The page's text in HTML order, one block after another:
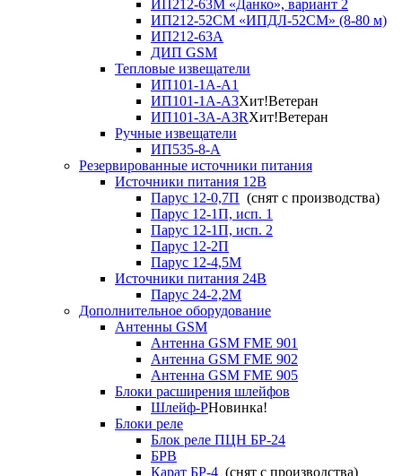
ИП212-63М «Данко», вариант 2
ИП212-52СМ «ИПДЛ-52СМ» (8-80 м)
ИП212-63А
ДИП GSM
Тепловые извещатели
ИП101-1А-А1
ИП101-1А-А3Хит!Ветеран
ИП101-3А-А3RХит!Ветеран
Ручные извещатели
ИП535-8-А
Резервированные источники питания
Источники питания 12В
Парус 12-0,7П (снят с производства)
Парус 12-1П, исп. 1
Парус 12-1П, исп. 2
Парус 12-2П
Парус 12-4,5М
Источники питания 24В
Парус 24-2,2М
Дополнительное оборудование
Антенны GSM
Антенна GSM FME 901
Антенна GSM FME 902
Антенна GSM FME 905
Блоки расширения шлейфов
Шлейф-РНовинка!
Блоки реле
Блок реле ПЦН БР-24
БРВ
Карат БР-4 (снят с производства)